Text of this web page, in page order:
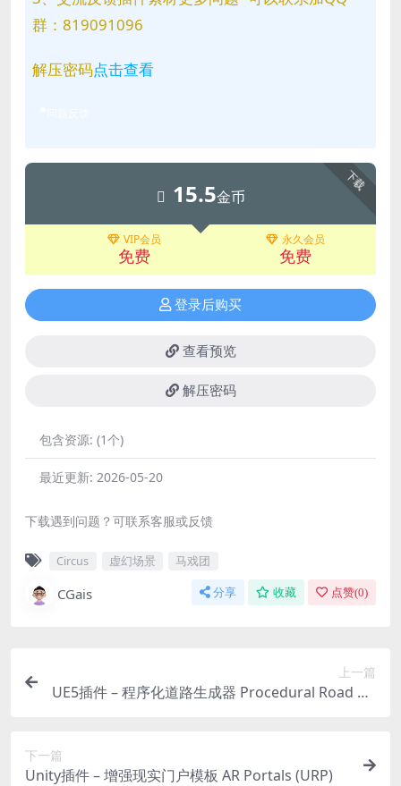
群：819091096
解压密码点击查看
下载
15.5金币
VIP会员
免费
永久会员
免费
登录后购买
查看预览
解压密码
包含资源: (1个)
最近更新: 2026-05-20
下载遇到问题？可联系客服或反馈
Circus 虚幻场景 马戏团
CGais 分享 收藏 点赞(0)
上一篇
UE5插件 – 程序化道路生成器 Procedural Road Ge
下一篇
Unity插件 – 增强现实门户模板 AR Portals (URP)